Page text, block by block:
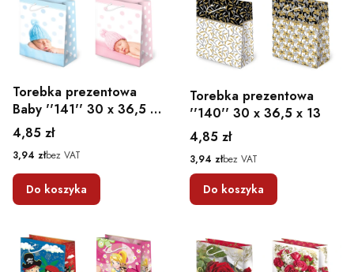
Torebka prezentowa
Baby ''141'' 30 x 36,5 x
13
Cena
4,85 zł
Cena
3,94 złbez VAT
Do koszyka
Torebka prezentowa
''140'' 30 x 36,5 x 13
Cena
4,85 zł
Cena
3,94 złbez VAT
Do koszyka